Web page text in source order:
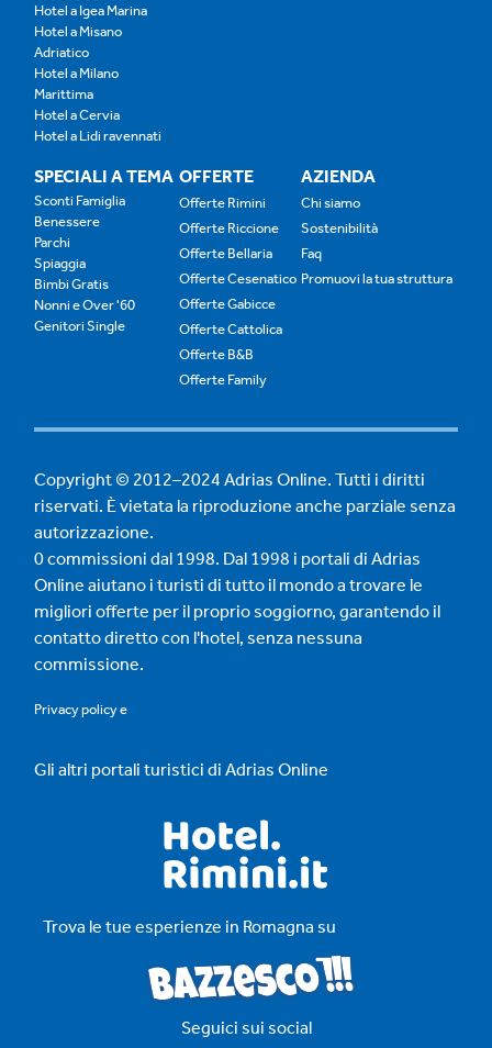
Hotel a Igea Marina
Hotel a Misano
Adriatico
Hotel a Milano
Marittima
Hotel a Cervia
Hotel a Lidi ravennati
SPECIALI A TEMA
Sconti Famiglia
Benessere
Parchi
Spiaggia
Bimbi Gratis
Nonni e Over '60
Genitori Single
OFFERTE
Offerte Rimini
Offerte Riccione
Offerte Bellaria
Offerte Cesenatico
Offerte Gabicce
Offerte Cattolica
Offerte B&B
Offerte Family
AZIENDA
Chi siamo
Sostenibilità
Faq
Promuovi la tua struttura
Copyright © 2012–2024 Adrias Online. Tutti i diritti
riservati. È vietata la riproduzione anche parziale senza
autorizzazione.
0 commissioni dal 1998. Dal 1998 i portali di Adrias
Online aiutano i turisti di tutto il mondo a trovare le
migliori offerte per il proprio soggiorno, garantendo il
contatto diretto con l'hotel, senza nessuna
commissione.
Privacy policye
Gli altri portali turistici di Adrias Online
Trova le tue esperienze in Romagna su
Seguici sui social